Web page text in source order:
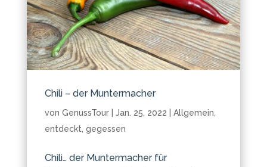
Chili – der Muntermacher
von GenussTour| Jan. 25, 2022 Allgemein
entdeckt gegessen
Chili… der Muntermacher für